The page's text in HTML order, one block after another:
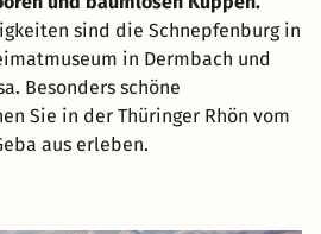
sind die Schnepfenburg in
in Dermbach und
Besonders schöne
Sie in der Thüringer Rhön vom
aus erleben.